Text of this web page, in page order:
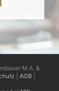
M.A. &
AGB